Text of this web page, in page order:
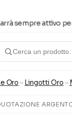
sempre attivo per
Cerca un prodotto…
Oro Lingotti Oro